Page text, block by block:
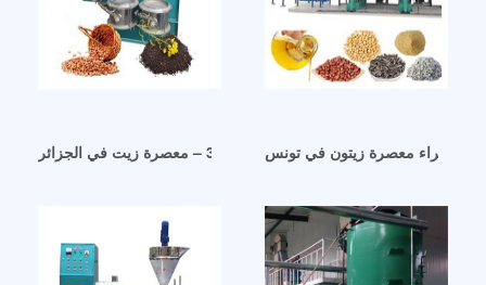
معصرة زيت من الفولاذ المقاوم للصدأ 304 – معصرة زيت في الجزائر
لاين شراء معصرة زيتون في تونس